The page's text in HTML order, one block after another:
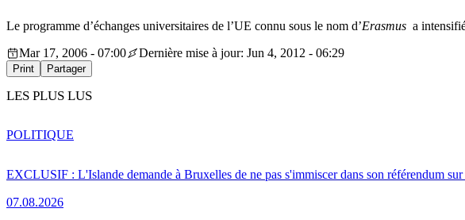
Le programme d’échanges universitaires de l’UE connu sous le nom d’Erasmus a
Mar 17, 2006 - 07:00
Dernière mise à jour: Jun 4, 2012 - 06:29
Print Partager
LES PLUS LUS
EXCLUSIF : L'Islande demande à Bruxelles de ne pas s'immiscer dans son référendum
07.08.2026
POLITIQUE